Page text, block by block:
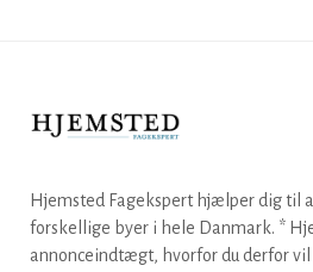
Hjemsted Fagekspert hjælper dig til
forskellige byer i hele Danmark. *
annonceindtægt, hvorfor du derfor